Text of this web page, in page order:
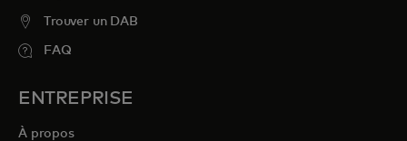
Trouver un DAB
FAQ
ENTREPRISE
À propos